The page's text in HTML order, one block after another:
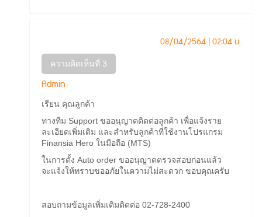
08/04/2564 | 02:04 น.
ความคิดเห็นที่ 3
Admin
เรียน คุณลูกค้า
ทางทีม Support ขออนุญาตติดต่อลูกค้า เพื่อแจ้งราย
ละเอียดเพิ่มเติม และสำหรับลูกค้าที่ใช้งานโปรแกรม
Finansia Hero ในมือถือ (MTS)
ในการตั้ง Auto order ขออนุญาตตรวจสอบก่อนแล้ว
จะแจ้งให้ทราบขออภัยในความไม่สะดวก ขอบคุณครับ
สอบถามข้อมูลเพิ่มเติมติดต่อ 02-728-2400